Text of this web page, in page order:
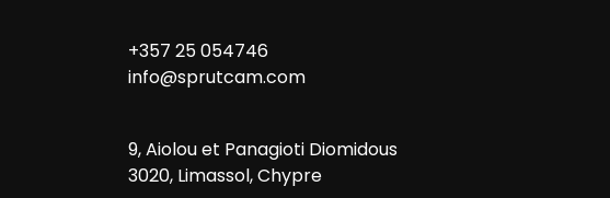
+357 25 054746
info@sprutcam.com
9, Aiolou et Panagioti Diomidous
3020, Limassol, Chypre